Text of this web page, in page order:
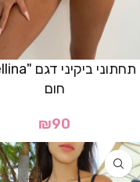
חום
₪90